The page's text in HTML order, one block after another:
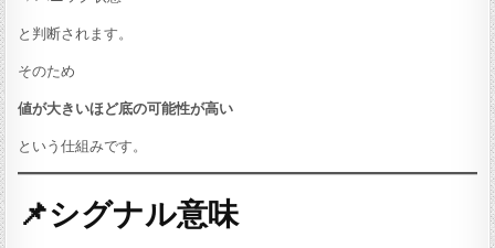
と判断されます。
そのため
値が大きいほど底の可能性が高い
という仕組みです。
📌シグナル意味